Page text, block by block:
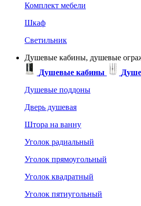
Комплект мебели
Шкаф
Светильник
Душевые кабины, душевые
Душевые кабины
Душевые поддоны
Дверь душевая
Штора на ванну
Уголок радиальный
Уголок прямоугольный
Уголок квадратный
Уголок пятиугольный